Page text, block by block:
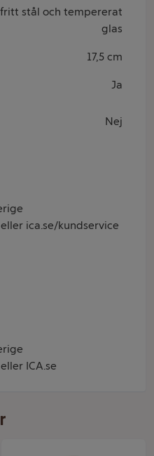
stål och tempererat
glas
17,5 cm
Ja
Nej
ica.se/kundservice
ICA.se